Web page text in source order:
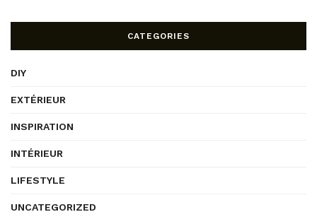
CATEGORIES
DIY
EXTÉRIEUR
INSPIRATION
INTÉRIEUR
LIFESTYLE
UNCATEGORIZED